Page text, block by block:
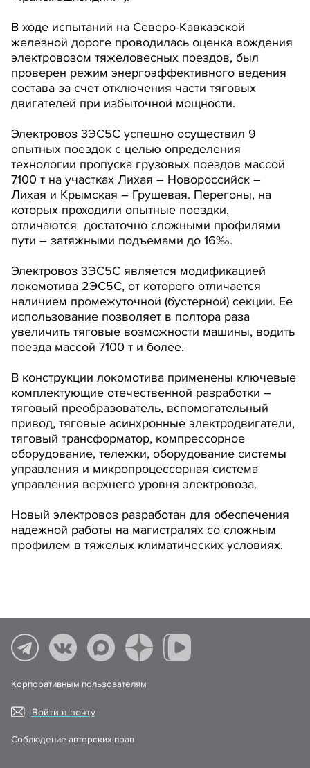
В ходе испытаний на Северо-Кавказской
железной дороге проводилась оценка вождения
электровозом тяжеловесных поездов, был
проверен режим энергоэффективного ведения
состава за счет отключения части тяговых
двигателей при избыточной мощности.
Электровоз 3ЭС5С успешно осуществил 9
опытных поездок с целью определения
технологии пропуска грузовых поездов массой
7100 т на участках Лихая – Новороссийск –
Лихая и Крымская – Грушевая. Перегоны, на
которых проходили опытные поездки,
отличаются достаточно сложными профилями
пути – затяжными подъемами до 16‰.
Электровоз 3ЭС5С является модификацией
локомотива 2ЭС5С, от которого отличается
наличием промежуточной (бустерной) секции. Ее
использование позволяет в полтора раза
увеличить тяговые возможности машины, водить
поезда массой 7100 т и более.
В конструкции локомотива применены ключевые
комплектующие отечественной разработки –
тяговый преобразователь, вспомогательный
привод, тяговые асинхронные электродвигатели,
тяговый трансформатор, компрессорное
оборудование, тележки, оборудование системы
управления и микропроцессорная система
управления верхнего уровня электровоза.
Новый электровоз разработан для обеспечения
надежной работы на магистралях со сложным
профилем в тяжелых климатических условиях.
Корпоративным пользователям
Войти в почту
Соблюдение авторских прав